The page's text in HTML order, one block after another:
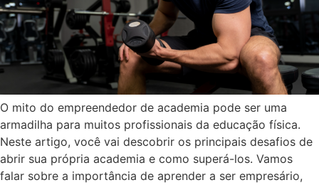
O mito do empreendedor de academia pode ser uma
armadilha para muitos profissionais da educação física.
Neste artigo, você vai descobrir os principais desafios de
abrir sua própria academia e como superá-los. Vamos
falar sobre a importância de aprender a ser empresário,